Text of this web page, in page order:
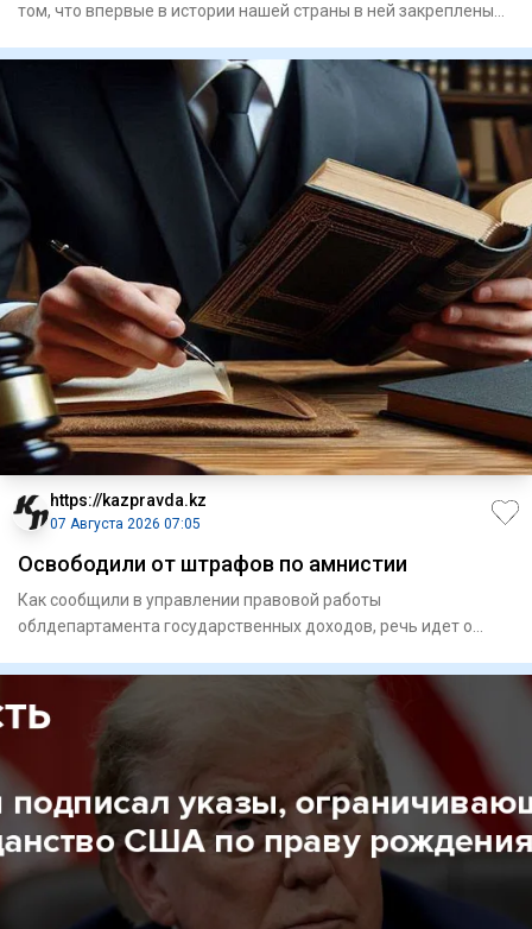
том, что впервые в истории нашей страны в ней закреплены
https://kazpravda.kz
07 Августа 2026 07:05
Освободили от штрафов по амнистии
Как сообщили в управлении правовой работы
облдепартамента государственных доходов, речь идет о